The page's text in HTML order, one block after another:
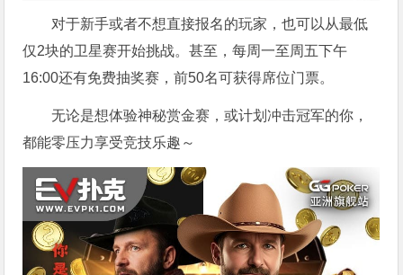
对于新手或者不想直接报名的玩家，也可以从最低
仅2块的卫星赛开始挑战。甚至，每周一至周五下午
16:00还有免费抽奖赛，前50名可获得席位门票。
无论是想体验神秘赏金赛，或计划冲击冠军的你，
都能零压力享受竞技乐趣～